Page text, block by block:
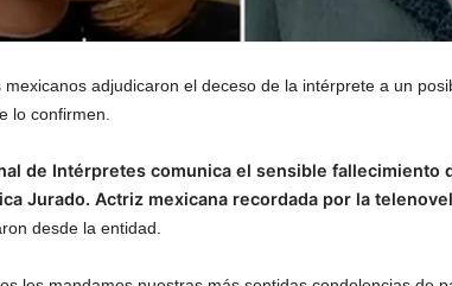
adjudicaron el deceso de la intérprete a un
lo confirmen.
de Intérpretes comunica el sensible fallecimiento
Jurado. Actriz mexicana recordada por la
desde la entidad.